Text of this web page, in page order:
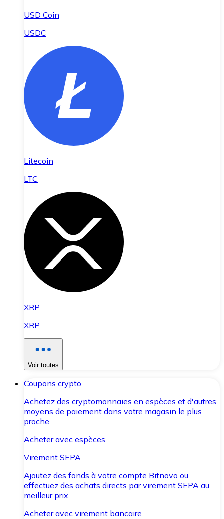
USD Coin
USDC
Litecoin
LTC
XRP
XRP
Voir toutes
Coupons crypto
Achetez des cryptomonnaies en espèces et d'autres
moyens de paiement dans votre magasin le plus
proche.
Acheter avec espèces
Virement SEPA
Ajoutez des fonds à votre compte Bitnovo ou
effectuez des achats directs par virement SEPA au
meilleur prix.
Acheter avec virement bancaire